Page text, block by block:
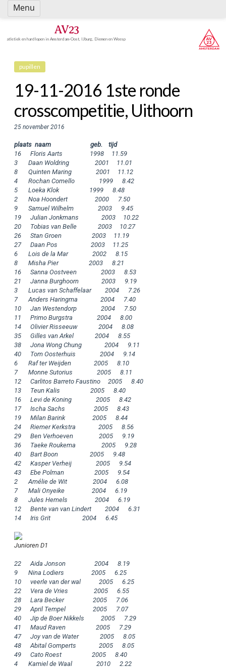
Spring
naar
AV23
atletiek en hardlopen in Amsterdam-Oost, IJburg, Diemen en Weesp
pupillen
19-11-2016 1ste ronde
crosscompetitie, Uithoorn
25 november 2016
plaats  naam                          geb.    tijd
16      Floris Aarts                  1998     11.59
3       Daan Woldring                 2001     11.01
8       Quinten Maring                2001     11.12
4       Rochan Comello                1999      8.42
5       Loeka Klok                    1999      8.48
2       Noa Hoondert                  2000      7.50
9       Samuel Wilhelm                2003      9.45
19      Julian Jonkmans               2003     10.22
20      Tobias van Belle              2003     10.27
26      Stan Groen                    2003     11.19
27      Daan Pos                      2003     11.25
6       Lois de la Mar                2002      8.15
8       Misha Pier                    2003      8.21
16      Sanna Oostveen                2003      8.53
21      Janna Burghoorn               2003      9.19
3       Lucas van Schaffelaar         2004      7.26
7       Anders Haringma               2004      7.40
10      Jan Westendorp                2004      7.50
11      Primo Burgstra                2004      8.00
14      Olivier Risseeuw              2004      8.08
35      Gilles van Arkel              2004      8.55
38      Jona Wong Chung               2004      9.11
40      Tom Oosterhuis                2004      9.14
6       Raf ter Weijden               2005      8.10
7       Monne Sutorius                2005      8.11
12      Carlitos Barreto Faustino     2005      8.40
13      Teun Kalis                    2005      8.40
16      Levi de Koning                2005      8.42
17      Ischa Sachs                   2005      8.43
19      Milan Barink                  2005      8.44
24      Riemer Kerkstra               2005      8.56
29      Ben Verhoeven                 2005      9.19
36      Taeke Roukema                 2005      9.28
40      Bart Boon                     2005      9.48
42      Kasper Verheij                2005      9.54
43      Ebe Polman                    2005      9.54
2       Amélie de Wit                 2004      6.08
7       Mali Onyeike                  2004      6.19
8       Jules Hemels                  2004      6.19
12      Bente van van Lindert         2004      6.31
14      Iris Grit                     2004      6.45
Junioren D1
22      Aida Jonson                   2004      8.19
9       Nina Lodiers                  2005      6.25
10      veerle van der wal            2005      6.25
22      Vera de Vries                 2005      6.55
28      Lara Becker                   2005      7.06
29      April Tempel                  2005      7.07
40      Jip de Boer Nikkels           2005      7.29
41      Maud Raven                    2005      7.29
47      Joy van de Water              2005      8.05
48      Abital Gomperts               2005      8.05
49      Cato Roest                    2005      8.40
4       Kamiel de Waal                2010      2.22
Menu